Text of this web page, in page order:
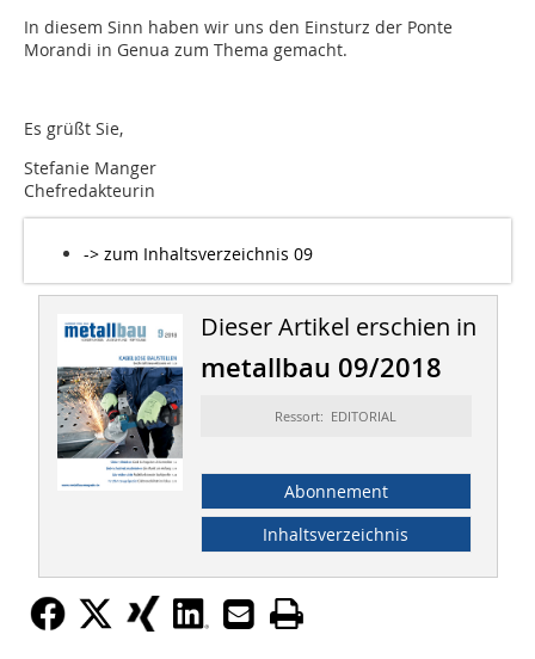
In diesem Sinn haben wir uns den Einsturz der Ponte
Morandi in Genua zum Thema gemacht.
Es grüßt Sie,
Stefanie Manger
Chefredakteurin
-> zum Inhaltsverzeichnis 09
Dieser Artikel erschien in
metallbau 09/2018
Ressort: EDITORIAL
Abonnement
Inhaltsverzeichnis